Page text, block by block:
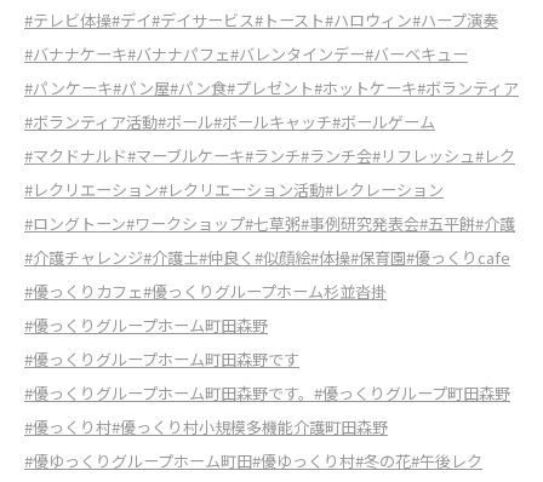
#テレビ体操#デイ#デイサービス#トースト#ハロウィン#ハープ演奏
#バナナケーキ#バナナパフェ#バレンタインデー#バーベキュー
#パンケーキ#パン屋#パン食#プレゼント#ホットケーキ#ボランティア
#ボランティア活動#ボール#ボールキャッチ#ボールゲーム
#マクドナルド#マーブルケーキ#ランチ#ランチ会#リフレッシュ#レク
#レクリエーション#レクリエーション活動#レクレーション
#ロングトーン#ワークショップ#七草粥#事例研究発表会#五平餅#介護
#介護チャレンジ#介護士#仲良く #似顔絵#体操#保育園#優っくりcafe
#優っくりカフェ#優っくりグループホーム杉並沓掛
#優っくりグループホーム町田森野
#優っくりグループホーム町田森野です
#優っくりグループホーム町田森野です。 #優っくりグループ町田森野
#優っくり村#優っくり村小規模多機能介護町田森野
#優ゆっくりグループホーム町田#優ゆっくり村#冬の花#午後レク